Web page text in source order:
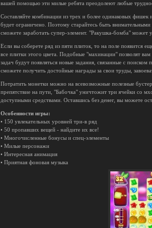
вашей помощью эти милые ребята преодолеют любые
Составляйте комбинации из трех и более одинаковых
будет ограничено. Поэтому старайтесь быть
сможете заработать супер-элемент. "Ракушка-бомба" может
Если вы соберете ряд из пяти плиток, то на поле появится
все плитки этого цвета. Подобные "махинации" позволят
задач будут появляться новые задания, связанные с
сможете получить достойные награды за свои труды,
Потратить монетки можно на всевозможные полезные
препятствие на пути, "Бабочка" уничтожит три ячейки со
доступными средствами. Оставшись без денег, вы можете
Особенности игры:
• 150 увлекательных уровней три-в ряд
• 50 пропавших вещей - найдите их все!
• Многочисленные бонусы и спец-элементы
• Милые персонажи
• Интересная анимация
• Приятная фоновая музыка